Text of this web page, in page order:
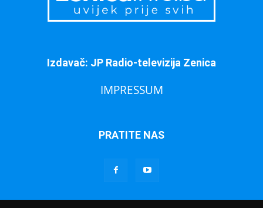
Izdavač: JP Radio-televizija Zenica
IMPRESSUM
PRATITE NAS